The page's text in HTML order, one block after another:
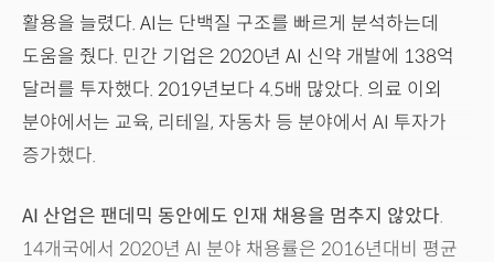
활용을 늘렸다. AI는 단백질 구조를 빠르게 분석하는데
도움을 줬다. 민간 기업은 2020년 AI 신약 개발에 138억
달러를 투자했다. 2019년보다 4.5배 많았다. 의료 이외
분야에서는 교육, 리테일, 자동차 등 분야에서 AI 투자가
증가했다.
AI 산업은 팬데믹 동안에도 인재 채용을 멈추지 않았다.
14개국에서 2020년 AI 분야 채용률은 2016년대비 평균